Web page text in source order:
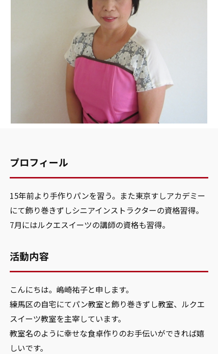
プロフィール
15年前より手作りパンを習う。また東京すしアカデミー
にて飾り巻きずしシニアインストラクターの資格習得。
7月にはルクエスイーツの講師の資格も習得。
活動内容
こんにちは。嶋崎祐子と申します。
練馬区の自宅にてパン教室と飾り巻きずし教室、ルクエ
スイーツ教室を主宰しています。
教室名のように幸せな食卓作りのお手伝いができれば嬉
しいです。